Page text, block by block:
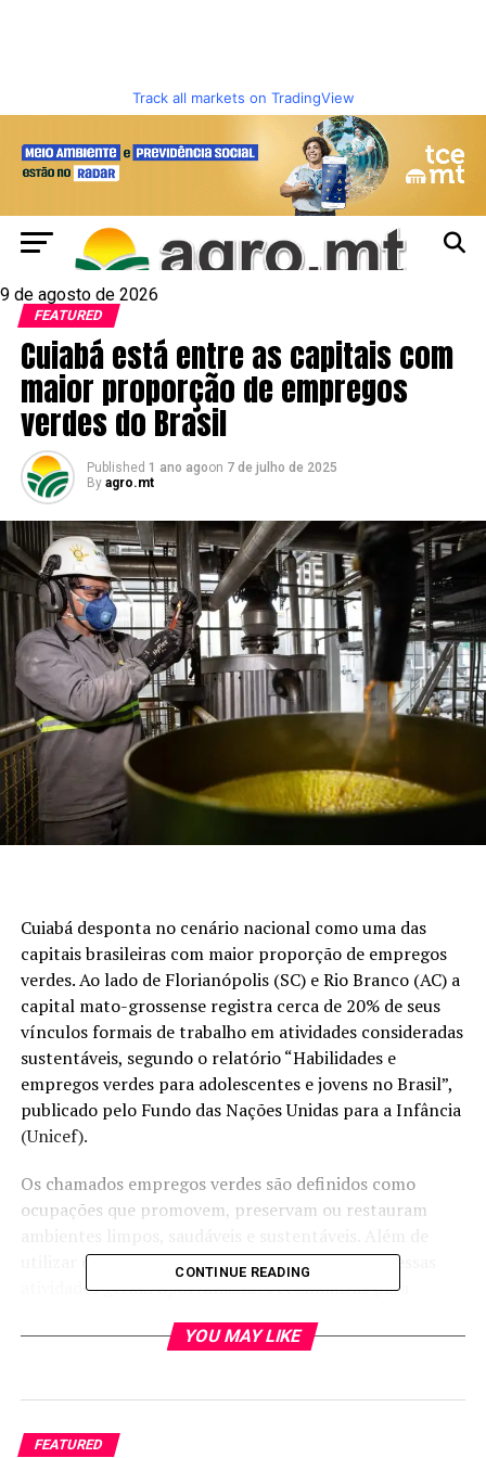
Track all markets on TradingView
9 de agosto de 2026
FEATURED
Cuiabá está entre as capitais com
maior proporção de empregos
verdes do Brasil
Published 1 ano agoon 7 de julho de 2025
By agro.mt
Cuiabá desponta no cenário nacional como uma das
capitais brasileiras com maior proporção de empregos
verdes. Ao lado de Florianópolis (SC) e Rio Branco (AC) a
capital mato-grossense registra cerca de 20% de seus
vínculos formais de trabalho em atividades consideradas
sustentáveis, segundo o relatório “Habilidades e
empregos verdes para adolescentes e jovens no Brasil”,
publicado pelo Fundo das Nações Unidas para a Infância
(Unicef).
Os chamados empregos verdes são definidos como
ocupações que promovem, preservam ou restauram
utilizar os recursos naturais de forma eficiente, essas
atividades geram oportunidades econômicas para
comunidades locais.
Mato Grosso sustenta o título de maior estado produtor
CONTINUE READING
YOU MAY LIKE
FEATURED